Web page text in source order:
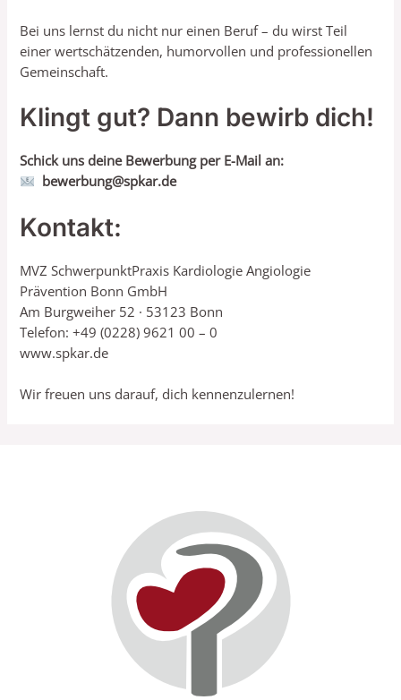
Bei uns lernst du nicht nur einen Beruf – du wirst Teil
einer wertschätzenden, humorvollen und professionellen
Gemeinschaft.
Klingt gut? Dann bewirb dich!
Schick uns deine Bewerbung per E-Mail an:
bewerbung@spkar.de
Kontakt:
MVZ SchwerpunktPraxis Kardiologie Angiologie
Prävention Bonn GmbH
Am Burgweiher 52 · 53123 Bonn
Telefon: +49 (0228) 9621 00 – 0
www.spkar.de
Wir freuen uns darauf, dich kennenzulernen!